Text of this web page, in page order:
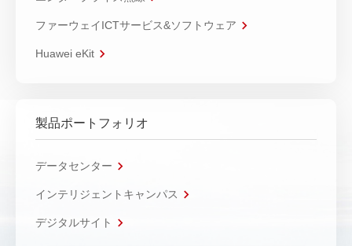
ファーウェイICTサービス&ソフトウェア
Huawei eKit
製品ポートフォリオ
データセンター
インテリジェントキャンパス
デジタルサイト